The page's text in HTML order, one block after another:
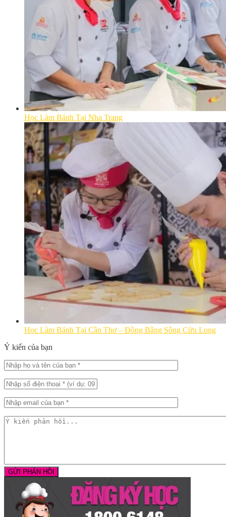
Học Làm Bánh Tại Nha Trang
Học Làm Bánh Tại Cần Thơ – Đồng Bằng Sông Cửu Long
Ý kiến của bạn